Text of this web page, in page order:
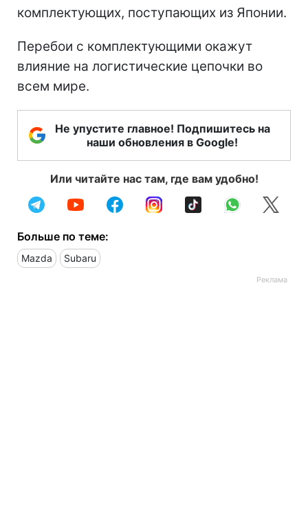
комплектующих, поступающих из Японии.
Перебои с комплектующими окажут
влияние на логистические цепочки во
всем мире.
Не упустите главное! Подпишитесь на
наши обновления в Google!
Или читайте нас там, где вам удобно!
Больше по теме:
Mazda Subaru